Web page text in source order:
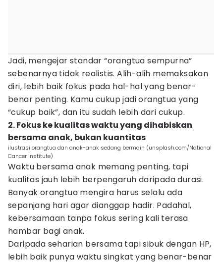
Jadi, mengejar standar “orangtua sempurna”
sebenarnya tidak realistis. Alih-alih memaksakan
diri, lebih baik fokus pada hal-hal yang benar-
benar penting. Kamu cukup jadi orangtua yang
“cukup baik”, dan itu sudah lebih dari cukup.
2. Fokus ke kualitas waktu yang dihabiskan
bersama anak, bukan kuantitas
ilustrasi orangtua dan anak-anak sedang bermain (unsplash.com/National
Cancer Institute)
Waktu bersama anak memang penting, tapi
kualitas jauh lebih berpengaruh daripada durasi.
Banyak orangtua mengira harus selalu ada
sepanjang hari agar dianggap hadir. Padahal,
kebersamaan tanpa fokus sering kali terasa
hambar bagi anak.
Daripada seharian bersama tapi sibuk dengan HP,
lebih baik punya waktu singkat yang benar-benar